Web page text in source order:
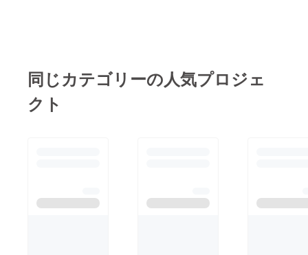
ビュー動画をチェッ
ク!!※動画内では白箱と
価格は数量限定ですの
同じカテゴリーの人気プロジェ
クト